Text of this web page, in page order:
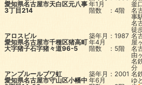
愛知県名古屋市天白区元八事
3丁目214
年1月
階数 ：4階
釜
名
事
名
徒
アロスビル
愛知県名古屋市千種区猪高町
大字猪子石字猪々道96-5
築年月：1987
年4月
階数 ：5階
名
屋
名
由
名
分
アンプルールブワ虹
愛知県名古屋市守山区小幡中
築年月：2001
年6月
名
ゆ